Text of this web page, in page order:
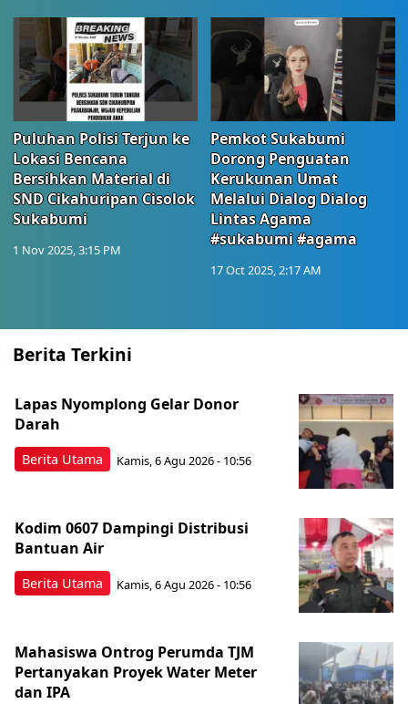
Puluhan Polisi Terjun ke
Lokasi Bencana
Bersihkan Material di
SND Cikahuripan Cisolok
Sukabumi
1 Nov 2025, 3:15 PM
Pemkot Sukabumi
Dorong Penguatan
Kerukunan Umat
Melalui Dialog Dialog
Lintas Agama
#sukabumi #agama
17 Oct 2025, 2:17 AM
Berita Terkini
Berita Utama
Lapas Nyomplong Gelar Donor
Darah
Kamis, 6 Agu 2026 - 10:56
Berita Utama
Kodim 0607 Dampingi Distribusi
Bantuan Air
Kamis, 6 Agu 2026 - 10:56
Mahasiswa Ontrog Perumda TJM
Pertanyakan Proyek Water Meter
dan IPA